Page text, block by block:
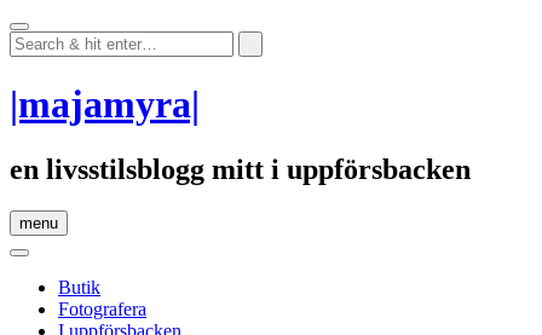
Skip
to
content
|majamyra|
en livsstilsblogg mitt i uppförsbacken
menu
Butik
Fotografera
I uppförsbacken